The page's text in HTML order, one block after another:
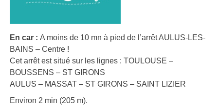
En car : A moins de 10 mn à pied de l’arrêt AULUS-LES-
BAINS – Centre !
Cet arrêt est situé sur les lignes : TOULOUSE –
BOUSSENS – ST GIRONS
AULUS – MASSAT – ST GIRONS – SAINT LIZIER
Environ 2 min (205 m).